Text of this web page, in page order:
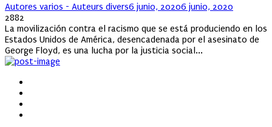
Author
Autores varios - Auteurs diversPosted
6 junio, 20206 junio, 2020
2882
La movilización contra el racismo que se está produciendo en los
Estados Unidos de América, desencadenada por el asesinato de
George Floyd, es una lucha por la justicia social...